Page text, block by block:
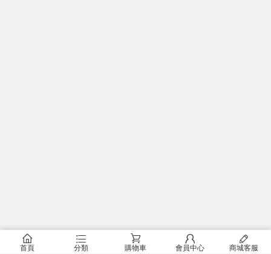
󰂠
首頁
󰂦
分類
󰂟
購物車
󰂢
會員中心
󰄦
商城客服